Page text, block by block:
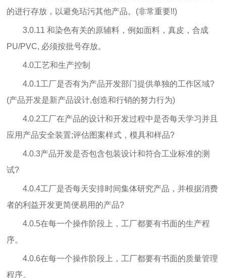
的进行存放，以避免玷污其他产品。(非常重要!!)
3.0.11 和染色有关的原辅料，例如面料，真皮，合成
PU/PVC, 必须按批号存放。
4.0工艺和生产控制
4.0.1工厂是否有为产品开发部门提供单独的工作区域?
(产品开发是新产品设计,创造和行销的努力行为)
4.0.2工厂在产品的设计和开发过程中是否每天学习并且
应用产品安全装置;评估图案样式，模具和样品?
4.0.3产品开发是否包含包装设计和符合工业标准的测
试?
4.0.4工厂是否每天安排时间集体研究产品，并根据消费
者的利益开发更简便易用的产品?
4.0.5在每一个操作阶段上，工厂都要有书面的生产程
序。
4.0.6在每一个操作阶段上，工厂都要有书面的质量管理
程序。